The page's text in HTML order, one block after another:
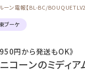
ーン電報【BL-BC/
ブーケ
円から発送もOK》
コーンのミディア